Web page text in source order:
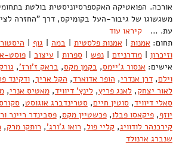
אורכה. הפואטיקה האקספרסיוניסטית בולטת
משגשוגו של גיבור-העל בקומיקס, דרך "החזרה
עת. …קיראו עוד
תחום: אמנות | אמנות פלסטית | במה | גוף |
וזיכרון | מודרניזם | נפש | ספרות | עיצוב | פוסט-
אישים: אנסור ג'יימס,בקמן מקס,בראק ז'ורז',
וילם,דרן אנדרי, הופר אדוארד, הקל אריך,ודקינד
לאור יצחק,לאנג פריץ,לינץ' דיוויד,מאטיס אנרי,
סאלי דיוויד,סוטין חיים,סטרינדברג אוגוסט,
יוזף,פיקאסו פבלו,פכשטיין מקס,פסבינדר ריינר
קירכנהר לודוויג,קליי פול, רואו ג'ורג', רותקו מרק,
שנברג ארנולד